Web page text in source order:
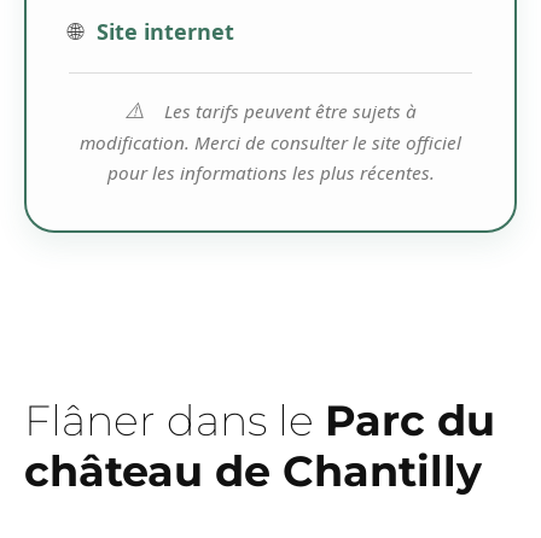
🌐 Site internet
⚠️
Les tarifs peuvent être sujets à
modification. Merci de consulter le site officiel
pour les informations les plus récentes.
Flâner dans le Parc du
château de Chantilly